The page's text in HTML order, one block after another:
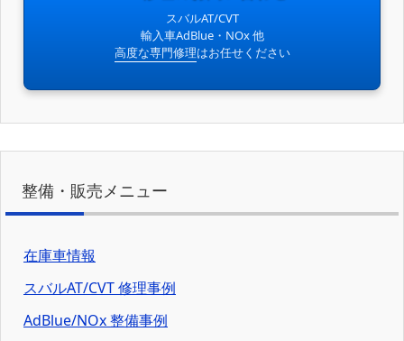
スバルAT/CVT
輸入車AdBlue・NOx 他
高度な専門修理はお任せください
整備・販売メニュー
在庫車情報
スバルAT/CVT 修理事例
AdBlue/NOx 整備事例